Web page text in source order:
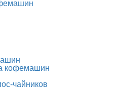
кофемашин
чайников